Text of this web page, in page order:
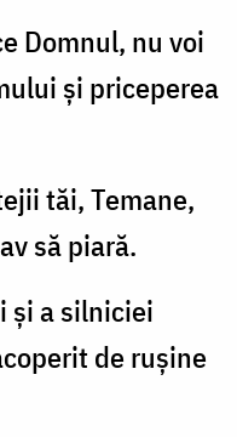
Domnul, nu voi
şi priceperea
tăi, Temane,
să piară.
şi a silniciei
de ruşine